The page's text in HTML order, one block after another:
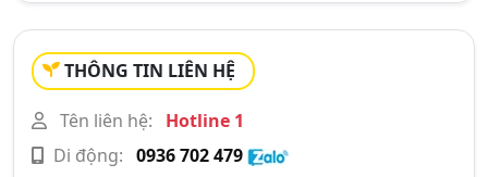
THÔNG TIN LIÊN HỆ
Tên liên hệ:
Hotline 1
Di động: 0936 702 479